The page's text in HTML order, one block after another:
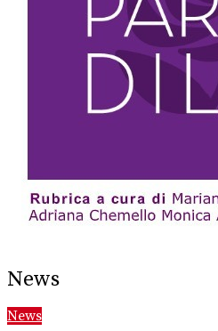
News
News